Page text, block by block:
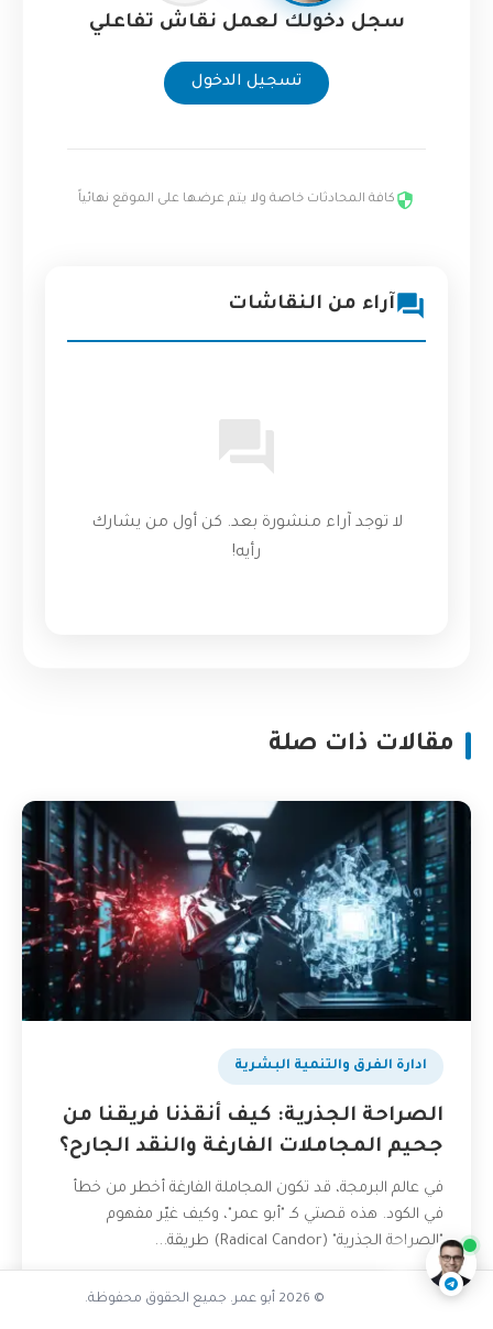
سجل دخولك لعمل نقاش تفاعلي
تسجيل الدخول
كافة المحادثات خاصة ولا يتم عرضها على الموقع نهائياً
آراء من النقاشات
لا توجد آراء منشورة بعد. كن أول من يشارك
رأيه!
مقالات ذات صلة
ادارة الفرق والتنمية البشرية
الصراحة الجذرية: كيف أنقذنا فريقنا من
جحيم المجاملات الفارغة والنقد الجارح؟
في عالم البرمجة، قد تكون المجاملة الفارغة أخطر من خطأ
في الكود. هذه قصتي كـ "أبو عمر"، وكيف غيّر مفهوم
"الصراحة الجذرية" (Radical Candor) طريقة...
تفاعل مع الذكاء الاصطناعي
ناقشنا على تليجرام
© 2026 أبو عمر. جميع الحقوق محفوظة.